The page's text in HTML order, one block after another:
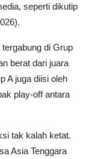
seperti dikutip
di Grup
berat dari juara
A juga diisi oleh
play-off antara
tak kalah ketat.
Asia Tenggara